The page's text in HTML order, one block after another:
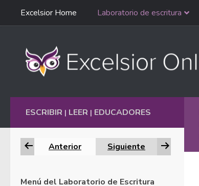
Ir al contenido
navegación
Excelsior Home Laboratorio de escritura
ESCRIBIR | LEER | EDUCADORES
Anterior Siguiente
Menú del Laboratorio de Escritura